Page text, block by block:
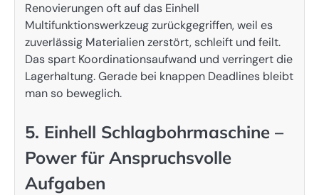
Renovierungen oft auf das Einhell
Multifunktionswerkzeug zurückgegriffen, weil es
zuverlässig Materialien zerstört, schleift und feilt.
Das spart Koordinationsaufwand und verringert die
Lagerhaltung. Gerade bei knappen Deadlines bleibt
man so beweglich.
5. Einhell Schlagbohrmaschine –
Power für Anspruchsvolle
Aufgaben